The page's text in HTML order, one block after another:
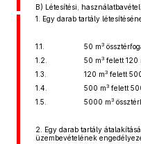
B) Létesítési,
1. Egy darab tartály
1.1. 50 m3
1.2.
50 m3felett 120
1.3.
120 m3felett
1.4.
500 m3felett
1.5.
5000 m3
2. Egy darab tartály
üzembevételének